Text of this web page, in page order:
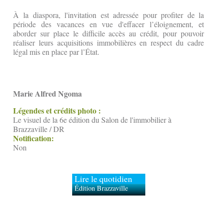
À la diaspora, l'invitation est adressée pour profiter de la
période des vacances en vue d'effacer l’éloignement, et
aborder sur place le difficile accès au crédit, pour pouvoir
réaliser leurs acquisitions immobilières en respect du cadre
légal mis en place par l’État.
Marie Alfred Ngoma
Légendes et crédits photo :
Le visuel de la 6e édition du Salon de l'immobilier à
Brazzaville / DR
Notification:
Non
Lire le quotidien
Édition Brazzaville